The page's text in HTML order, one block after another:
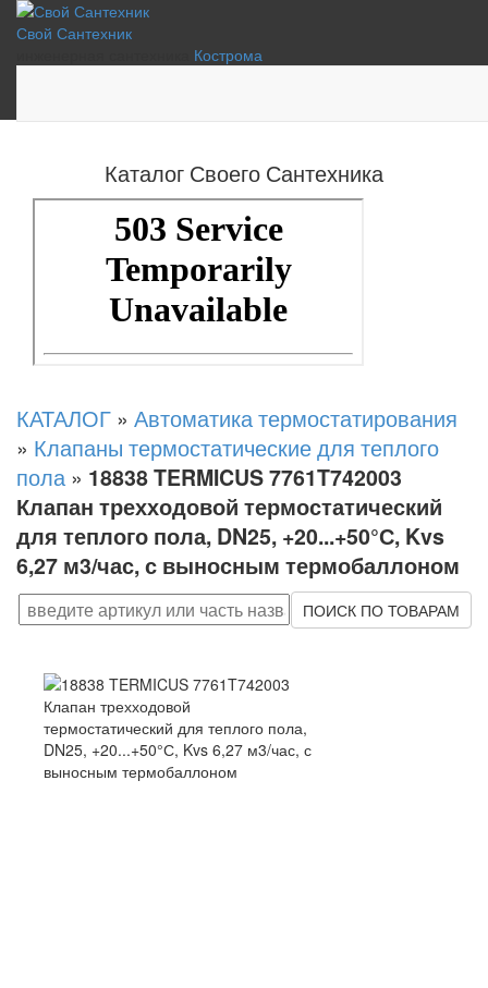
Свой Сантехник
Кострома
Каталог Своего Сантехника
КАТАЛОГ » Автоматика термостатирования
» Клапаны термостатические для теплого
пола » 18838 TERMICUS 7761T742003
Клапан трехходовой термостатический
для теплого пола, DN25, +20...+50°С, Kvs
6,27 м3/час, с выносным термобаллоном